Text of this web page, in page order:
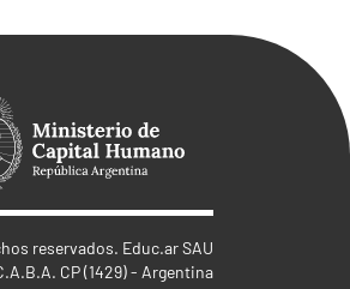
reservados. Educ.ar SAU
CP (1429) - Argentina